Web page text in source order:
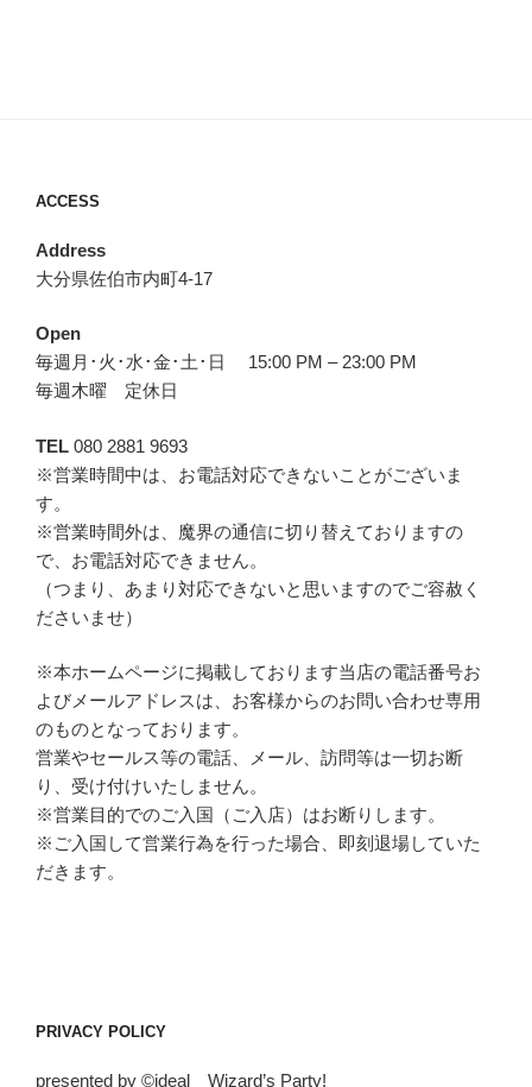
ACCESS
Address
大分県佐伯市内町4-17
Open
毎週月･火･水･金･土･日 15:00 PM – 23:00 PM
毎週木曜 定休日
TEL 080 2881 9693
※営業時間中は、お電話対応できないことがございま
す。
※営業時間外は、魔界の通信に切り替えておりますの
で、お電話対応できません。
（つまり、あまり対応できないと思いますのでご容赦く
ださいませ）
※本ホームページに掲載しております当店の電話番号お
よびメールアドレスは、お客様からのお問い合わせ専用
のものとなっております。
営業やセールス等の電話、メール、訪問等は一切お断
り、受け付けいたしません。
※営業目的でのご入国（ご入店）はお断りします。
※ご入国して営業行為を行った場合、即刻退場していた
だきます。
PRIVACY POLICY
presented by ©ideal Wizard’s Party!